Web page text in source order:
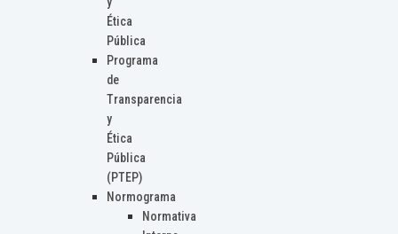
Ética
Pública
Programa
de
Transparencia
y
Ética
Pública
(PTEP)
Normograma
Normativa